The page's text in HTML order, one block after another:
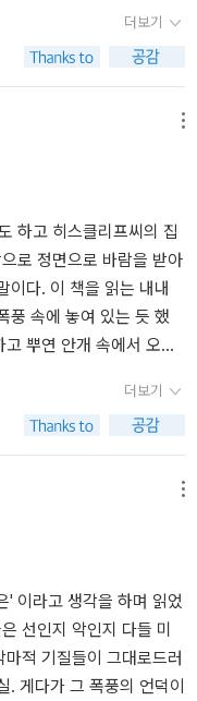
녀석의 기분을 다 알 수
에 괴로워하고 있는지 난
로움의 시작에 지나지 않
움과 무지 속에서 절대
눈에 그녀와 관련되지
을 불러일으키지 않는 것
도 그녀의 모습이, 깔린
마다, 나무마다, 밤이면
, 나는 온통 그녀의 모습
여자의 얼굴들, 심지어
를 비웃거든. 온 세상이
잃었다는 무서운 기억
존심, 나의 행복, 그리고
다락방의 미친 여자> 8
서 따로 페이퍼로 써보려
세로 <폭풍의 언덕>이 세
일, 만 30년 5개월의 짧
앞의 시 작품에서 보듯
던 것이다. - 568,569
년에 출간되었음을 감안
있다 싶고. ㅋㅋㅋ 에밀리
다른 사랑이야기를 더
로는 아주 긴 시간동안 내
클리프, 이제 놓아주겠
뿐만 아니라 바람도 사
를 마구 부러뜨렸어요. 커
한 모서리가 무너졌고,
어졌답니다.(중략) 저도 그
지 들더군요' p140~14
이 장면은 사랑했던 캐
히스클리프가 사라지던
게 그날 맹렬히 불어오던
(述懷)는 변덕스러운 인
하며 주인공 히스클리프
복선을 나타낸다. “ 인간
운 존재인가! 세상과 모든
약한 인간인 나머지 어두
다가 결국은 손을 들지
저 고약한 사람이 히스클
들 내가 에드거와 결혼할
결혼한다면 격이 떨어지
하는 것을 그에게 알릴
운 감정 속에 살아갈 수
일부분일 뿐이라는 사실
거 같다. 갓 스무살 시절
, 서른을 넘어서고 보니
수 있게된 것이다. 사랑
다른 주인공은 없다. 존이
. 집시의 아들인듯 구리
로 왕좌의 게임의 존 스
는 점에서는 폭풍의 언
과 사랑에 빠진다는 점에
딘가에 대한 이야기다. 아
된 존재, 결핍이 이끌어
이해자. 깊은 분노마저
루지 못한 사랑이 불러일
는. 그러나 실은 모두 어
대편의 인물로 린튼이 있
하는 사람. 폭풍의 언덕
져가나 실은 언제나 있
당한가.과연 정해진 선
다는 건가.
더보기
하고 히스클리프씨의 집
로 정면으로 바람을 받아
이다. 이 책을 읽는 내내
풍 속에 놓여 있는 듯 했
뿌연 안개 속에서 오랜
는 미칠 듯한 그들의 사
거의 지나온 지금의 나
언덕은 서른 살에 요절한
설이다. 실제 저자가 자
캐서린과 히스클리프의
람이 그칠 날이 없는 그
열정적이며 순수하게 그
명을 타고난 그들의 금지
고, 때론 캐서린이 되고
인 듯 사랑하는 그들의 열
으로 그의 모든 악행의
더보기
' 이라고 생각을 하며 읽었
선인지 악인지 다들 미
적 기질들이 그대로드러
. 게다가 그 폭풍의 언덕이